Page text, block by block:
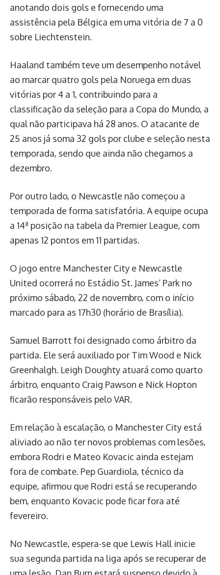
anotando dois gols e fornecendo uma
assistência pela Bélgica em uma vitória de 7 a 0
sobre Liechtenstein.
Haaland também teve um desempenho notável
ao marcar quatro gols pela Noruega em duas
vitórias por 4 a 1, contribuindo para a
classificação da seleção para a Copa do Mundo, a
qual não participava há 28 anos. O atacante de
25 anos já soma 32 gols por clube e seleção nesta
temporada, sendo que ainda não chegamos a
dezembro.
Por outro lado, o Newcastle não começou a
temporada de forma satisfatória. A equipe ocupa
a 14ª posição na tabela da Premier League, com
apenas 12 pontos em 11 partidas.
O jogo entre Manchester City e Newcastle
United ocorrerá no Estádio St. James’ Park no
próximo sábado, 22 de novembro, com o início
marcado para as 17h30 (horário de Brasília).
Samuel Barrott foi designado como árbitro da
partida. Ele será auxiliado por Tim Wood e Nick
Greenhalgh. Leigh Doughty atuará como quarto
árbitro, enquanto Craig Pawson e Nick Hopton
ficarão responsáveis pelo VAR.
Em relação à escalação, o Manchester City está
aliviado ao não ter novos problemas com lesões,
embora Rodri e Mateo Kovacic ainda estejam
fora de combate. Pep Guardiola, técnico da
equipe, afirmou que Rodri está se recuperando
bem, enquanto Kovacic pode ficar fora até
fevereiro.
No Newcastle, espera-se que Lewis Hall inicie
sua segunda partida na liga após se recuperar de